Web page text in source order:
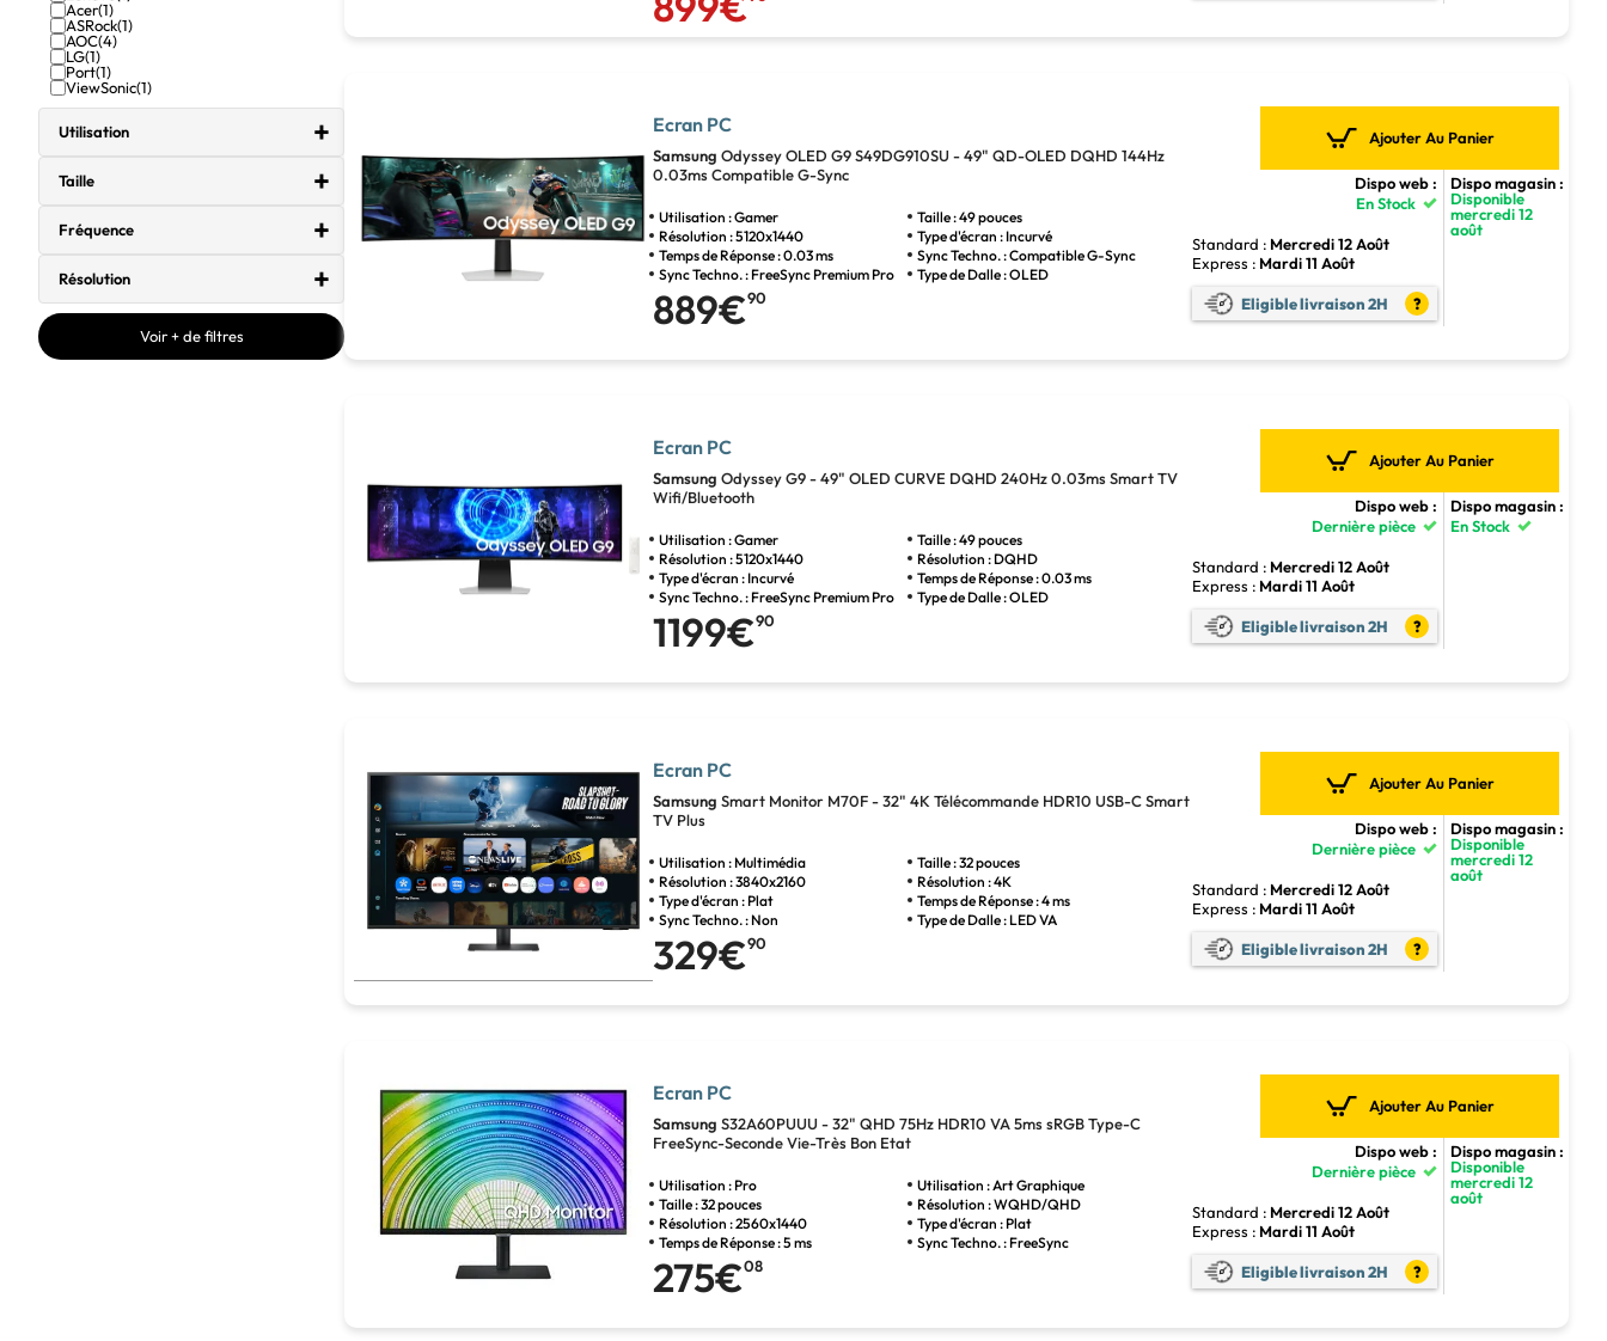
Acer(1)
ASRock(1)
AOC(4)
LG(1)
Port(1)
ViewSonic(1)
Utilisation
Taille
Fréquence
Résolution
Voir + de filtres
Ecran PC
Samsung Odyssey OLED G9 S49DG910SU - 49" QD-OLED DQHD 144Hz
0.03ms Compatible G-Sync
Utilisation : Gamer
Taille : 49 pouces
Résolution : 5120x1440
Type d'écran : Incurvé
Temps de Réponse : 0.03 ms
Sync Techno. : Compatible G-Sync
Sync Techno. : FreeSync Premium Pro
Type de Dalle : OLED
889€90
Ajouter Au Panier
Dispo web :
En Stock
Standard : Mercredi 12 Août
Express : Mardi 11 Août
Eligible livraison 2H ?
Dispo magasin :
Disponible
mercredi 12
août
Ecran PC
Samsung Odyssey G9 - 49" OLED CURVE DQHD 240Hz 0.03ms Smart TV
Wifi/Bluetooth
Utilisation : Gamer
Taille : 49 pouces
Résolution : 5120x1440
Résolution : DQHD
Type d'écran : Incurvé
Temps de Réponse : 0.03 ms
Sync Techno. : FreeSync Premium Pro
Type de Dalle : OLED
1199€90
Ajouter Au Panier
Dispo web :
Dernière pièce
Standard : Mercredi 12 Août
Express : Mardi 11 Août
Eligible livraison 2H ?
Dispo magasin :
En Stock
Ecran PC
Samsung Smart Monitor M70F - 32" 4K Télécommande HDR10 USB-C Smart
TV Plus
Utilisation : Multimédia
Taille : 32 pouces
Résolution : 3840x2160
Résolution : 4K
Type d'écran : Plat
Temps de Réponse : 4 ms
Sync Techno. : Non
Type de Dalle : LED VA
329€90
Ajouter Au Panier
Dispo web :
Dernière pièce
Standard : Mercredi 12 Août
Express : Mardi 11 Août
Eligible livraison 2H ?
Dispo magasin :
Disponible
mercredi 12
août
Ecran PC
Samsung S32A60PUUU - 32" QHD 75Hz HDR10 VA 5ms sRGB Type-C
FreeSync-Seconde Vie-Très Bon Etat
Utilisation : Pro
Utilisation : Art Graphique
Taille : 32 pouces
Résolution : WQHD/QHD
Résolution : 2560x1440
Type d'écran : Plat
Temps de Réponse : 5 ms
Sync Techno. : FreeSync
275€08
Ajouter Au Panier
Dispo web :
Dernière pièce
Standard : Mercredi 12 Août
Express : Mardi 11 Août
Eligible livraison 2H ?
Dispo magasin :
Disponible
mercredi 12
août